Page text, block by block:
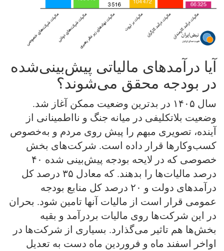
آیا درآمدهای مالیاتی پیش‌بینی‌شده
در بودجه محقق می‌شوند؟
سال ۱۴۰۵ در بدترین وضعیت ممکن آغاز شد.
وضعیت بلاتکلیفی در میانه جنگ و نااطمینانی از
آینده، تصویری مبهم را پیش روی مردم و به‌خصوص
کسب‌وکارها قرار داده است. شرکت‌های بخش
خصوصی که در لایحه بودجه پیش‌بینی شده ۴۰
درصد مالیات‌ها را بدهند. که معادل ۳۵ درصد کل
درآمدهای دولت و ۲۰ درصد کل منابع بودجه
عمومی قرار است از مالیات آنها تامین شود. بحران
در این شرکت‌ها روی مالیات بردرآمد و بقیه
بخش‌ها هم تاثیر می‌گذارد. بسیاری از شرکت‌ها در
اواخر اسفند ماه و فروردین ماه دست به تعدیل